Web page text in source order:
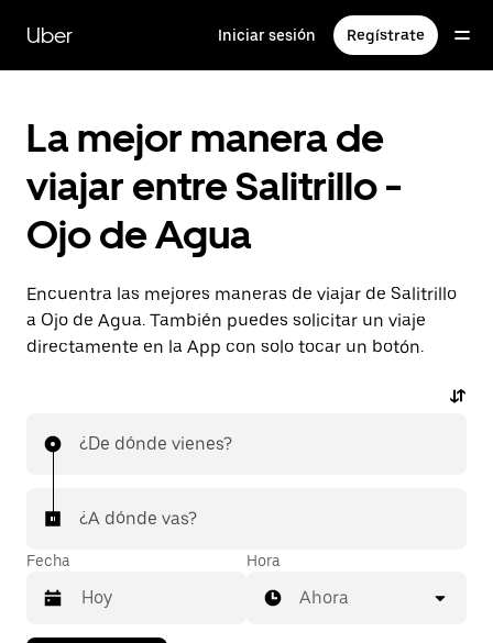
contenido
principal
Uber Iniciar sesión Regístrate
La mejor manera de
viajar entre Salitrillo -
Ojo de Agua
Encuentra las mejores maneras de viajar de Salitrillo
a Ojo de Agua. También puedes solicitar un viaje
directamente en la App con solo tocar un botón.
¿De dónde vienes?
¿A dónde vas?
Fecha Hora
Ahora